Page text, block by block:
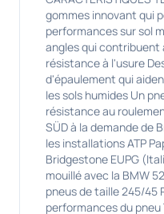
gommes innovant qui
performances sur sol
angles qui contribuent
résistance à l'usure
d'épaulement qui
les sols humides Un
résistance au
SÜD à la demande de
les installations ATP
Bridgestone EUPG
mouillé avec la BMW
pneus de taille 245/45
performances du